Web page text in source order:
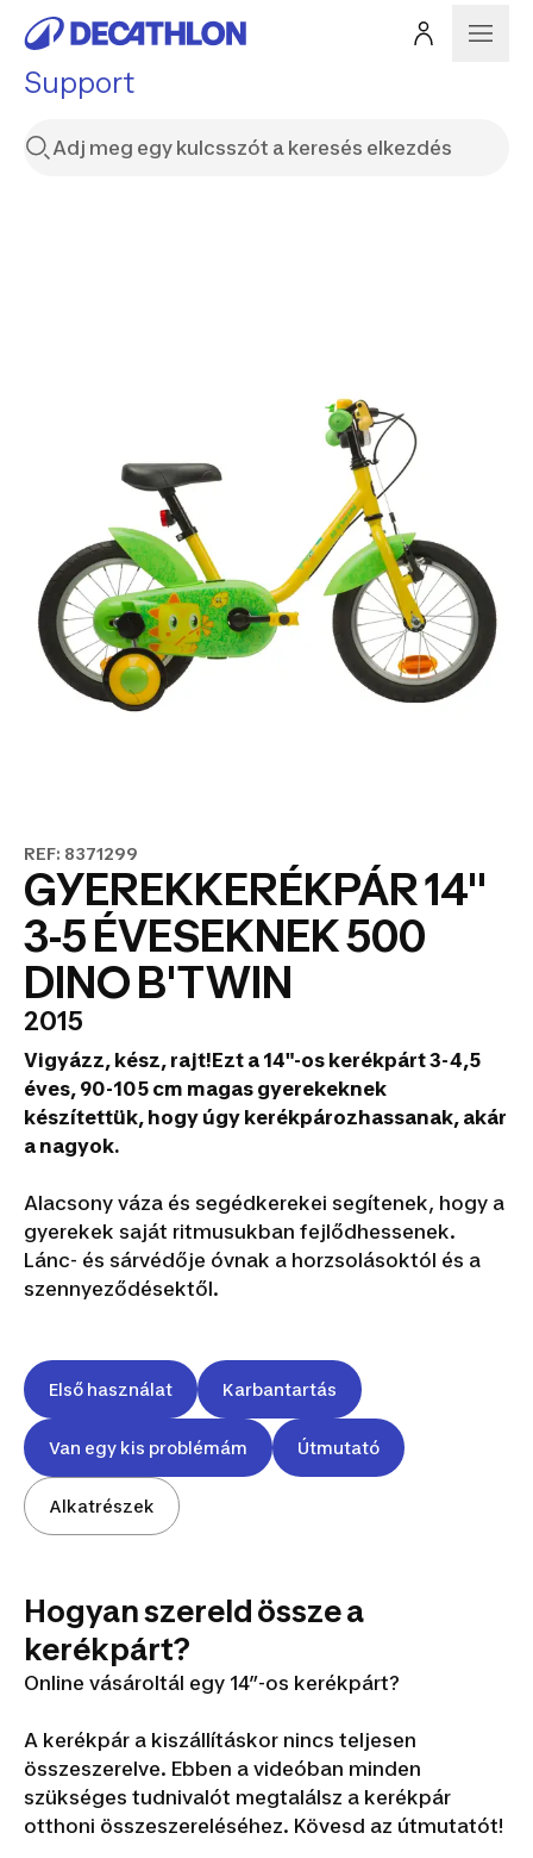
Support
REF: 8371299
GYEREKKERÉKPÁR 14"
3-5 ÉVESEKNEK 500
DINO B'TWIN
2015
Vigyázz, kész, rajt!Ezt a 14"-os kerékpárt 3-4,5
éves, 90-105 cm magas gyerekeknek
készítettük, hogy úgy kerékpározhassanak, akár
a nagyok.
Alacsony váza és segédkerekei segítenek, hogy a
gyerekek saját ritmusukban fejlődhessenek.
Lánc- és sárvédője óvnak a horzsolásoktól és a
szennyeződésektől.
Első használat Karbantartás
Van egy kis problémám Útmutató
Alkatrészek
Hogyan szereld össze a
kerékpárt?
Online vásároltál egy 14”-os kerékpárt?
A kerékpár a kiszállításkor nincs teljesen
összeszerelve. Ebben a videóban minden
szükséges tudnivalót megtalálsz a kerékpár
otthoni összeszereléséhez. Kövesd az útmutatót!